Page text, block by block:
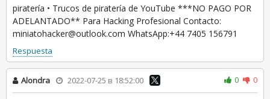
piratería • Trucos de piratería de YouTube ***NO PAGO POR
ADELANTADO** Para Hacking Profesional Contacto:
miniatohacker@outlook.com WhatsApp:+44 7405 156791
Respuesta
Alondra 2022-07-25 в 18:52:00 0 0